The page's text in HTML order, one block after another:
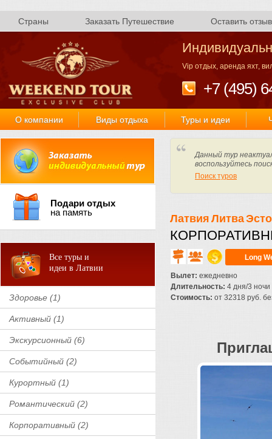
Страны Заказать Путешествие Оставить отзыв
Vip отдых, аренда яхт,
+7 (495)
О компании Виды отдыха Туры и идеи
Подари отдых
на память
Все туры и
идеи в Латвии
Здоровье (1)
Активный (1)
Экскурсионный (6)
Событийный (2)
Курортный (1)
Романтический (2)
Корпоративный (2)
Данный тур
воспользуйтесь
Поиск туров
Латвия Литва
Long
Вылет: ежедневно
Длительность: 4 дня/3 ночи
Стоимость: от 32318 руб.